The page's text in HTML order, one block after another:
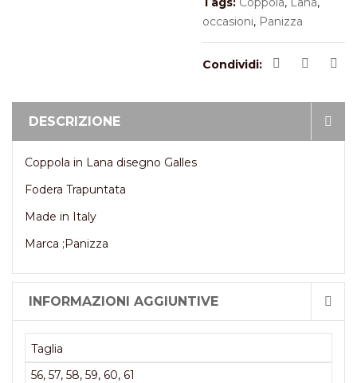
occasioni, Panizza
Condividi:
DESCRIZIONE
Coppola in Lana disegno Galles
Fodera Trapuntata
Made in Italy
Marca ;Panizza
INFORMAZIONI AGGIUNTIVE
Taglia
56, 57, 58, 59, 60, 61